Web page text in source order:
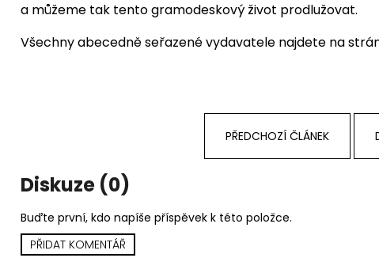
a můžeme tak tento gramodeskový život prodlužovat.
Všechny abecedně seřazené vydavatele najdete na
PŘEDCHOZÍ ČLÁNEK
Diskuze (0)
Buďte první, kdo napíše příspěvek k této položce.
PŘIDAT KOMENTÁŘ
MARTIN KRATOCHVÍL & JAZZ Q ‎– PINK FLOYD –